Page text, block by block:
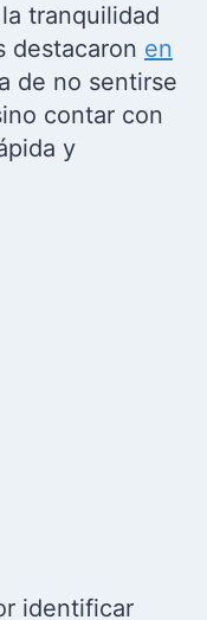
tranquilidad
destacaron en
de no sentirse
contar con
y
identificar